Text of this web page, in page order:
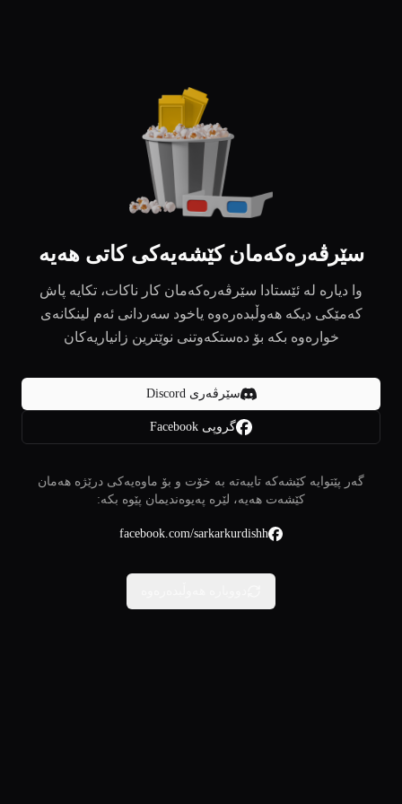
سێرڤەرەکەمان کێشەیەکی کاتی هەیە
وا دیارە لە ئێستادا سێرڤەرەکەمان کار ناکات، تکایە پاش
کەمێکی دیکە هەوڵبدەرەوە یاخود سەردانی ئەم لینکانەی
خوارەوە بکە بۆ دەستکەوتنی نوێترین زانیاریەکان
سێرڤەری Discord
گروپی Facebook
گەر پێتوایە کێشەکە تایبەتە بە خۆت و بۆ ماوەیەکی درێژە هەمان
کێشەت هەیە، لێرە پەیوەندیمان پێوە بکە:
facebook.com/sarkarkurdishh